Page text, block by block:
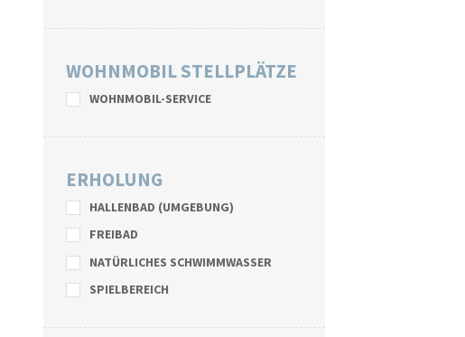
WOHNMOBIL STELLPLÄTZE
WOHNMOBIL-SERVICE
ERHOLUNG
HALLENBAD (UMGEBUNG)
FREIBAD
NATÜRLICHES SCHWIMMWASSER
SPIELBEREICH